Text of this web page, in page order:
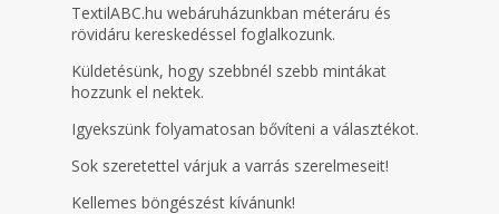
TextilABC.hu webáruházunkban méteráru és
rövidáru kereskedéssel foglalkozunk.
Küldetésünk, hogy szebbnél szebb mintákat
hozzunk el nektek.
Igyekszünk folyamatosan bővíteni a választékot.
Sok szeretettel várjuk a varrás szerelmeseit!
Kellemes böngészést kívánunk!